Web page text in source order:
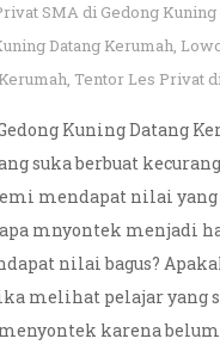
SMA di Gedong
Datang Kerumah,
, Tentor Les Privat
Kuning Datang
suka berbuat
mendapat nilai yang
mnyontek menjadi
nilai bagus?
melihat pelajar yang
karena